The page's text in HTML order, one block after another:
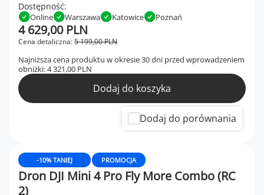
Dostępność:
Online Warszawa Katowice Poznań
Cena detaliczna:5 199,00 PLN
4 629,00 PLN
Najniższa cena produktu w okresie 30 dni przed wprowadzeniem
obniżki:4 321,00 PLN
Dodaj do koszyka
Dodaj do porównania
PROMOCJA
-10% TANIEJ
Dron DJI Mini 4 Pro Fly More Combo (RC
2)